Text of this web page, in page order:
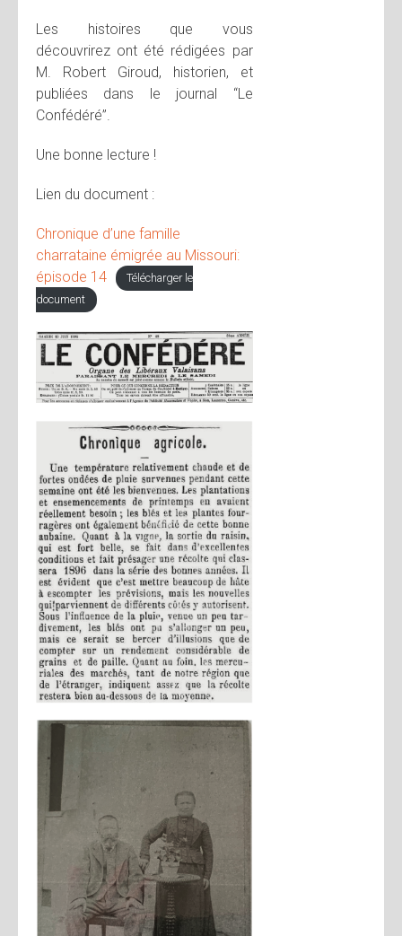
Les histoires que vous
découvrirez ont été rédigées par
M. Robert Giroud, historien, et
publiées dans le journal “Le
Confédéré”.
Une bonne lecture !
Lien du document :
Chronique d’une famille
charrataine émigrée au Missouri:
épisode 14
Télécharger le
document